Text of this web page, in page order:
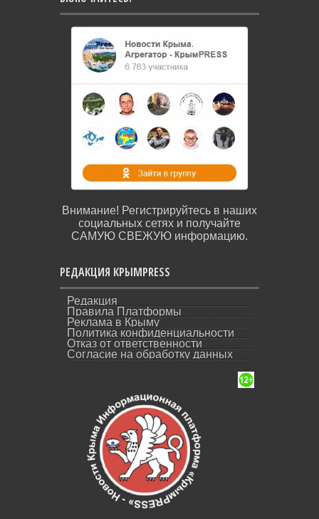
Внимание! Регистрируйтесь в наших
социальных сетях и получайте
САМУЮ СВЕЖУЮ информацию.
РЕДАКЦИЯ КРЫМPRESS
Редакция
Правила Платформы
Реклама в Крыму
Политика конфиденциальности
Отказ от ответственности
Согласие на обработку данных